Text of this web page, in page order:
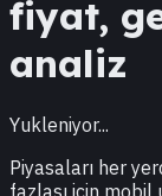
fiyat,
analiz
Yukleniyor...
Piyasaları her
fazlası için mobil